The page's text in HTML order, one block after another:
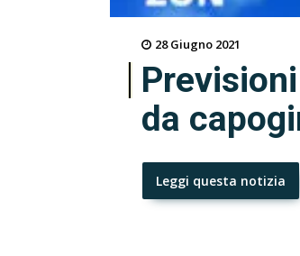
28 Giugno 2021
da
Leggi questa notizia